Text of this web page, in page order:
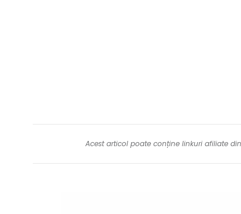
Acest articol poate conține linkuri afiliate